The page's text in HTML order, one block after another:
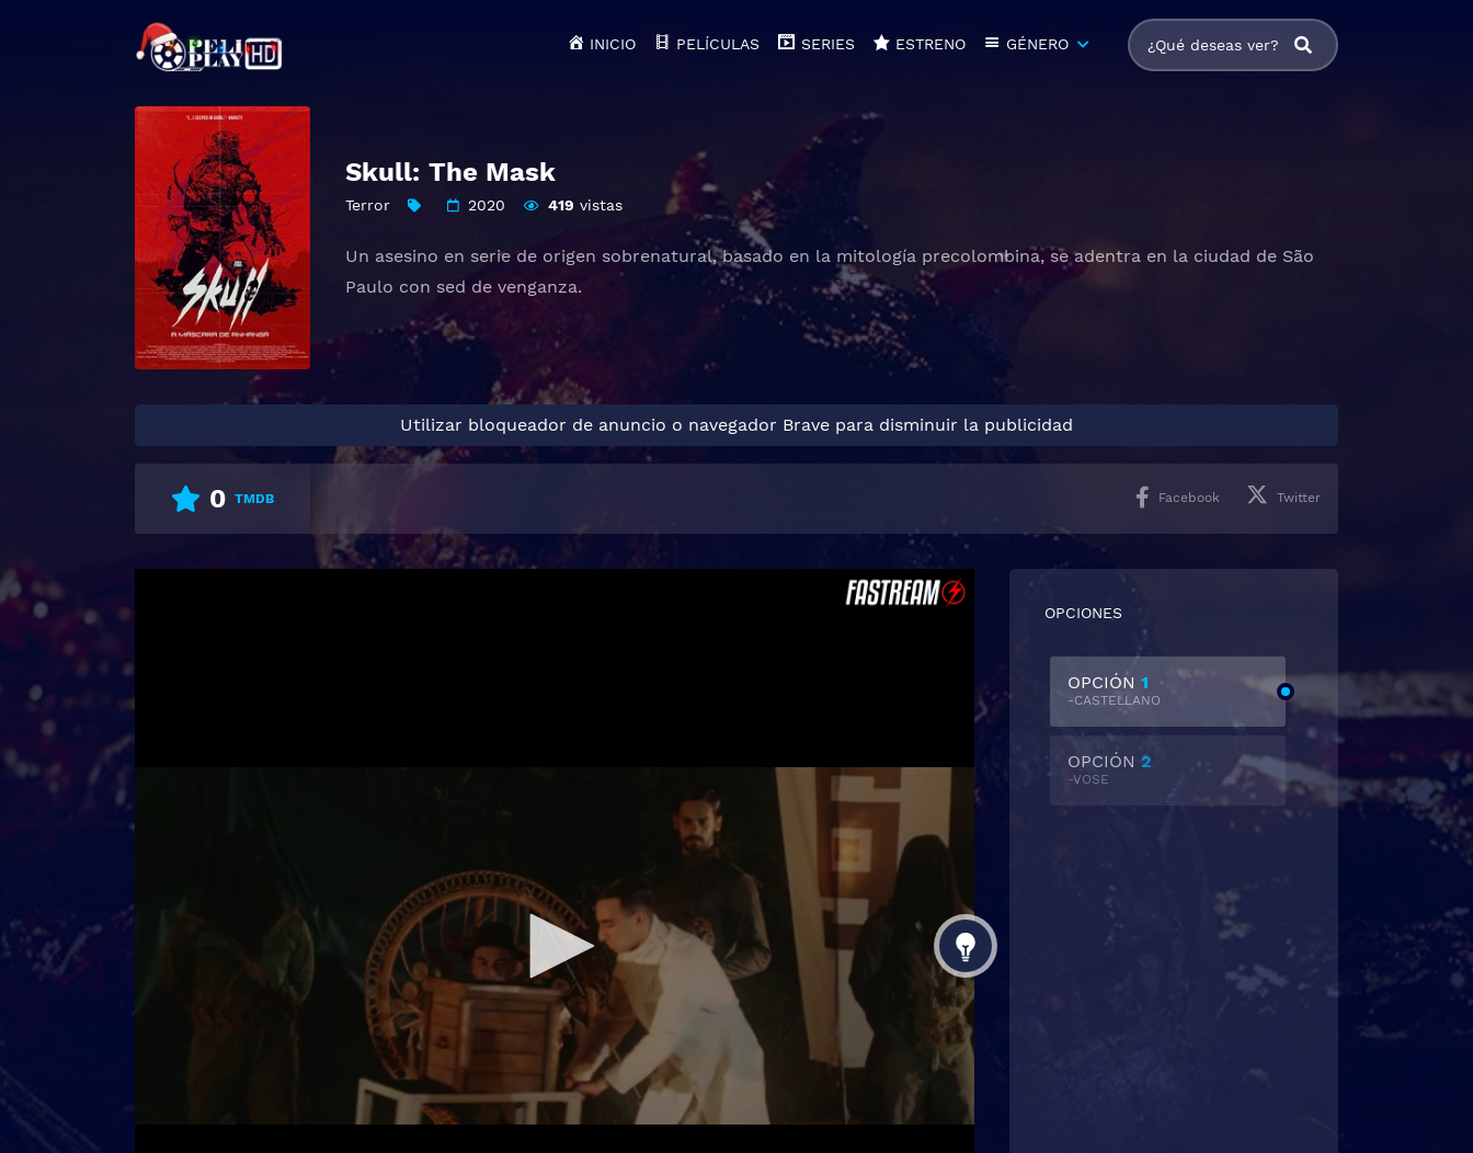
INICIO PELÍCULAS SERIES ESTRENO GÉNERO
Skull: The Mask
Terror 2020 419 vistas
Un asesino en serie de origen sobrenatural, basado en la mitología precolombina, se adentra en la ciudad de São
Paulo con sed de venganza.
Utilizar bloqueador de anuncio o navegador Brave para disminuir la publicidad
0 TMDB Facebook Twitter
OPCIONES
OPCIÓN 1
-CASTELLANO
OPCIÓN 2
-VOSE